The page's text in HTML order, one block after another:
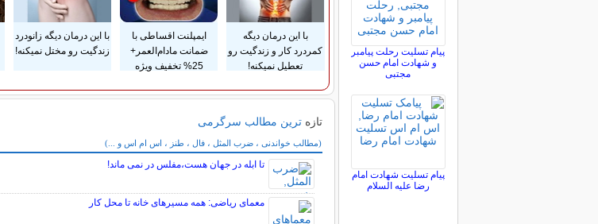
با این درمان دیگه
کمردرد کار و زندگیت رو
تعطیل نمیکنه!
ایمپلنت اقساطی با
ضمانت مادام‌العمر+
25% تخفیف ویژه
با این درمان دیگه زانودرد
زندگیت رو مختل نمیکنه!
تازه ترین مطالب سرگرمی
(مطالب خواندنی ، ضرب المثل ، فال ، طنز ، اس ام اس و ...)
سایر مطالب سرگرمی
تا ابله در جهان هست،مفلس در نمی ماند!
معمای ریاضی: همه مسیرهای خانه تا محل کار
پیام تسلیت رحلت پیامبر
و شهادت امام حسن
مجتبی
پیام تسلیت شهادت امام
رضا علیه السلام